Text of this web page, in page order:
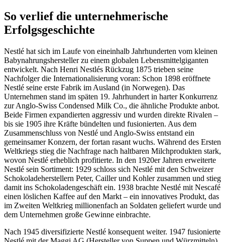
So verlief die unternehmerische
Erfolgsgeschichte
Nestlé hat sich im Laufe von eineinhalb Jahrhunderten vom kleinen
Babynahrungshersteller zu einem globalen Lebensmittelgiganten
entwickelt. Nach Henri Nestlés Rückzug 1875 trieben seine
Nachfolger die Internationalisierung voran: Schon 1898 eröffnete
Nestlé seine erste Fabrik im Ausland (in Norwegen). Das
Unternehmen stand im späten 19. Jahrhundert in harter Konkurrenz
zur Anglo-Swiss Condensed Milk Co., die ähnliche Produkte anbot.
Beide Firmen expandierten aggressiv und wurden direkte Rivalen –
bis sie 1905 ihre Kräfte bündelten und fusionierten. Aus dem
Zusammenschluss von Nestlé und Anglo-Swiss entstand ein
gemeinsamer Konzern, der fortan rasant wuchs. Während des Ersten
Weltkriegs stieg die Nachfrage nach haltbaren Milchprodukten stark,
wovon Nestlé erheblich profitierte. In den 1920er Jahren erweiterte
Nestlé sein Sortiment: 1929 schloss sich Nestlé mit den Schweizer
Schokoladeherstellern Peter, Cailler und Kohler zusammen und stieg
damit ins Schokoladengeschäft ein. 1938 brachte Nestlé mit Nescafé
einen löslichen Kaffee auf den Markt – ein innovatives Produkt, das
im Zweiten Weltkrieg millionenfach an Soldaten geliefert wurde und
dem Unternehmen große Gewinne einbrachte.
Nach 1945 diversifizierte Nestlé konsequent weiter. 1947 fusionierte